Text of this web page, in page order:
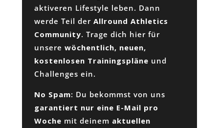
aktiveren Lifestyle leben. Dann
werde Teil der Allround Athletics
Community. Trage dich hier für
unsere wöchentlich, neuen,
kostenlosen Trainingspläne und
Challenges ein.
No Spam: Du bekommst von uns
garantiert nur eine E-Mail pro
Woche mit deinem aktuellen